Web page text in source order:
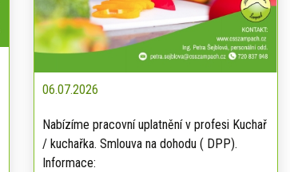
06.07.2026
Nabízíme pracovní uplatnění v profesi Kuchař
/ kuchařka. Smlouva na dohodu ( DPP).
Informace: